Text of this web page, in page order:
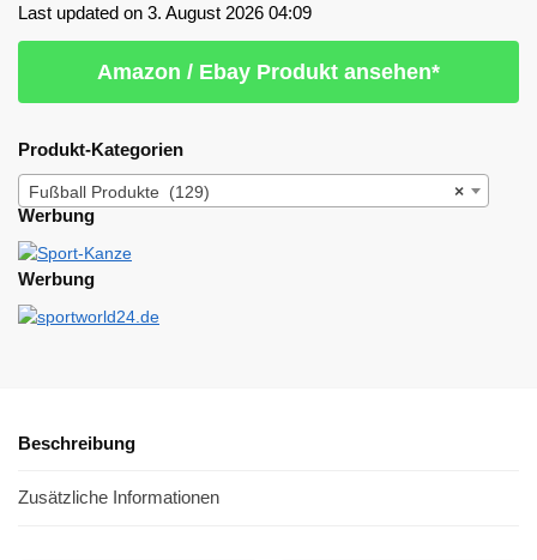
Last updated on 3. August 2026 04:09
Amazon / Ebay Produkt ansehen*
Produkt-Kategorien
×
Fußball Produkte (129)
Werbung
Werbung
Beschreibung
Zusätzliche Informationen